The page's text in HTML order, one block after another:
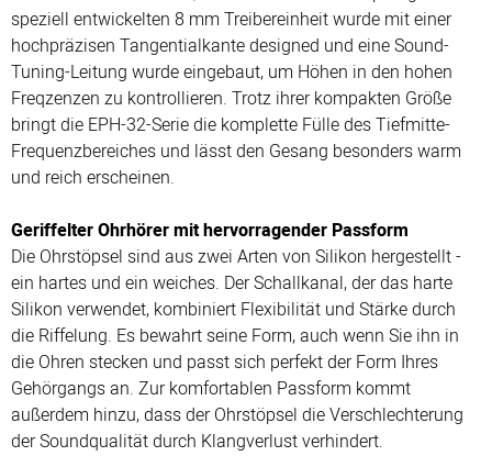
speziell entwickelten 8 mm Treibereinheit wurde mit einer
hochpräzisen Tangentialkante designed und eine Sound-
Tuning-Leitung wurde eingebaut, um Höhen in den hohen
Freqzenzen zu kontrollieren. Trotz ihrer kompakten Größe
bringt die EPH-32-Serie die komplette Fülle des Tiefmitte-
Frequenzbereiches und lässt den Gesang besonders warm
und reich erscheinen.
Geriffelter Ohrhörer mit hervorragender Passform
Die Ohrstöpsel sind aus zwei Arten von Silikon hergestellt -
ein hartes und ein weiches. Der Schallkanal, der das harte
Silikon verwendet, kombiniert Flexibilität und Stärke durch
die Riffelung. Es bewahrt seine Form, auch wenn Sie ihn in
die Ohren stecken und passt sich perfekt der Form Ihres
Gehörgangs an. Zur komfortablen Passform kommt
außerdem hinzu, dass der Ohrstöpsel die Verschlechterung
der Soundqualität durch Klangverlust verhindert.